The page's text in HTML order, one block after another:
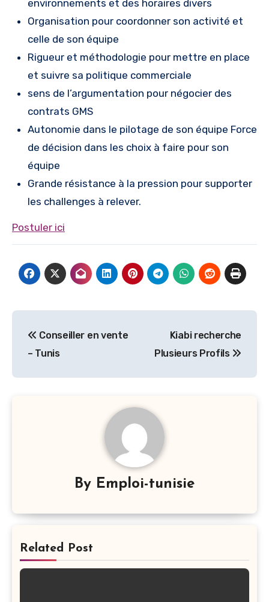
environnements et des horaires divers
Organisation pour coordonner son activité et
celle de son équipe
Rigueur et méthodologie pour mettre en place
et suivre sa politique commerciale
sens de l’argumentation pour négocier des
contrats GMS
Autonomie dans le pilotage de son équipe Force
de décision dans les choix à faire pour son
équipe
Grande résistance à la pression pour supporter
les challenges à relever.
Postuler ici
l’article
Conseiller en vente
– Tunis
Kiabi recherche
Plusieurs Profils
By Emploi-tunisie
Related Post